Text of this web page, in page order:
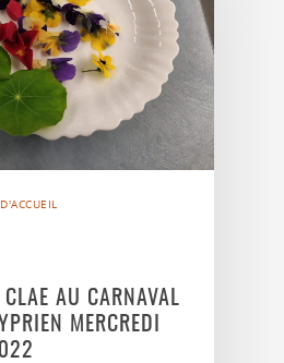
CLAE AU CARNAVAL
MERCREDI